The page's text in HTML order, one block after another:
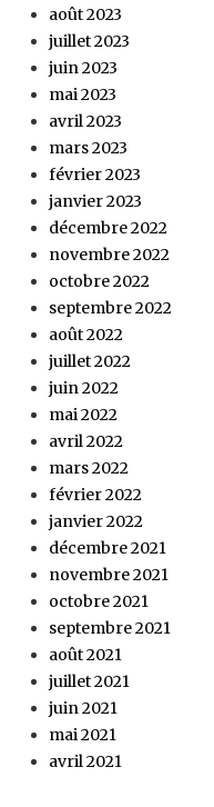
août 2023
juillet 2023
juin 2023
mai 2023
avril 2023
mars 2023
février 2023
janvier 2023
décembre 2022
novembre 2022
octobre 2022
septembre 2022
août 2022
juillet 2022
juin 2022
mai 2022
avril 2022
mars 2022
février 2022
janvier 2022
décembre 2021
novembre 2021
octobre 2021
septembre 2021
août 2021
juillet 2021
juin 2021
mai 2021
avril 2021